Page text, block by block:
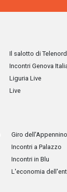
Il salotto di Telenord
Incontri Genova
Liguria Live
Live
Giro
Incontri a Palazzo
Incontri in Blu
L'economia